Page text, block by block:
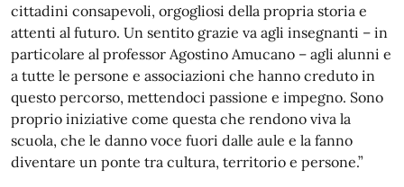
cittadini consapevoli, orgogliosi della propria storia e
attenti al futuro. Un sentito grazie va agli insegnanti – in
particolare al professor Agostino Amucano – agli alunni e
a tutte le persone e associazioni che hanno creduto in
questo percorso, mettendoci passione e impegno. Sono
proprio iniziative come questa che rendono viva la
scuola, che le danno voce fuori dalle aule e la fanno
diventare un ponte tra cultura, territorio e persone.”